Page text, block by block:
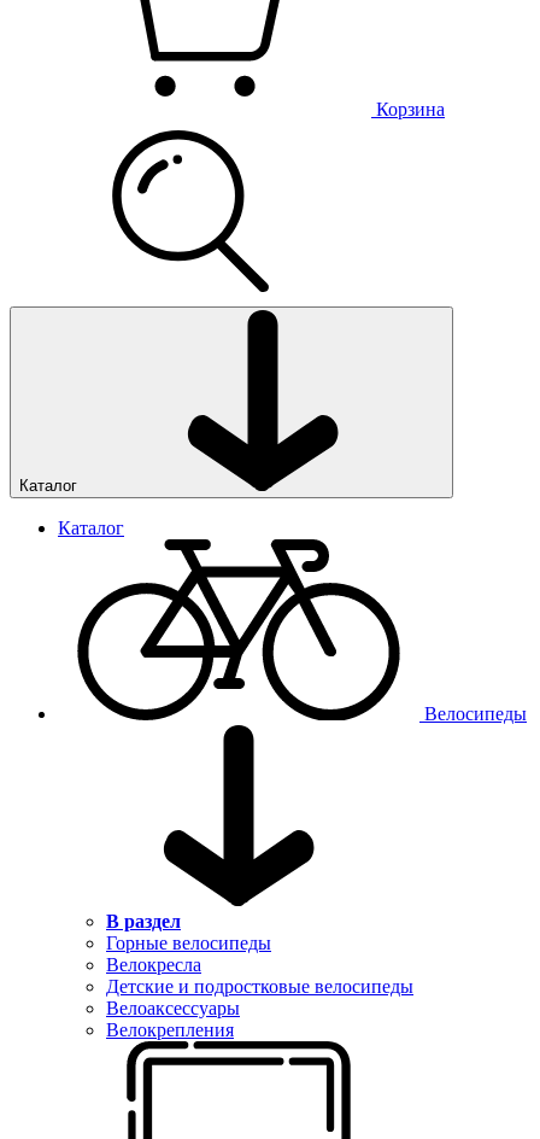
Корзина
Каталог
Каталог
Велосипеды
В раздел
Горные велосипеды
Велокресла
Детские и подростковые велосипеды
Велоаксессуары
Велокрепления